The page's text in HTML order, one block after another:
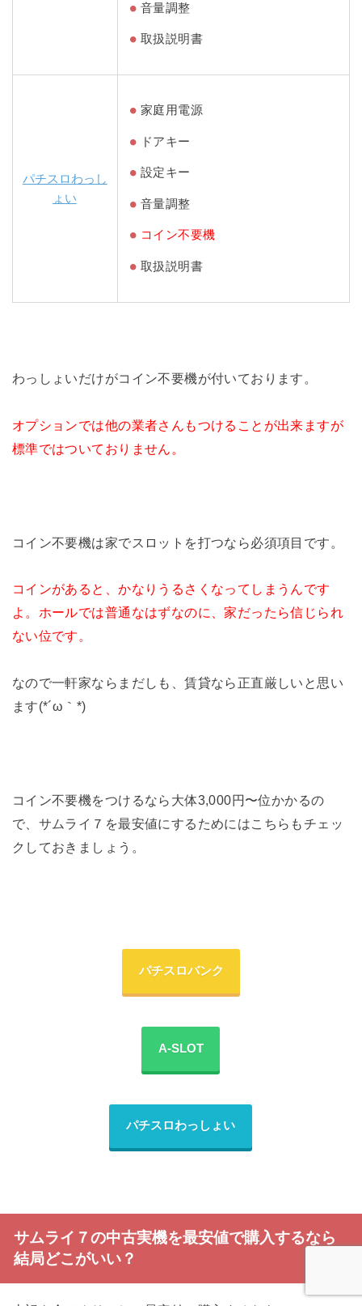
音量調整
取扱説明書
パチスロわっし
ょい
家庭用電源
ドアキー
設定キー
音量調整
コイン不要機
取扱説明書
わっしょいだけがコイン不要機が付いております。
オプションでは他の業者さんもつけることが出来ますが
標準ではついておりません。
コイン不要機は家でスロットを打つなら必須項目です。
コインがあると、かなりうるさくなってしまうんです
よ。ホールでは普通なはずなのに、家だったら信じられ
ない位です。
なので一軒家ならまだしも、賃貸なら正直厳しいと思い
ます(*´ω｀*)
コイン不要機をつけるなら大体3,000円〜位かかるの
で、サムライ７を最安値にするためにはこちらもチェッ
クしておきましょう。
パチスロバンク
A-SLOT
パチスロわっしょい
サムライ７の中古実機を最安値で購入するなら
結局どこがいい？